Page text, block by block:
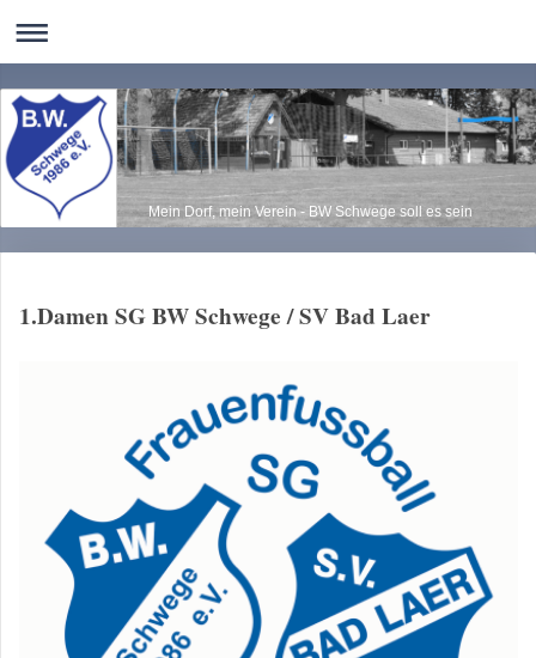
Mein Dorf, mein Verein - BW Schwege soll es sein
1.Damen SG BW Schwege / SV Bad Laer